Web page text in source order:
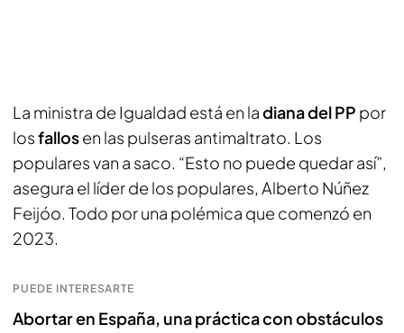
La ministra de Igualdad está en ladiana del PP por
losfallosen las pulseras antimaltrato. Los
populares van a saco. “Esto no puede quedar así”,
asegura el líder de los populares, Alberto Núñez
Feijóo. Todo por una polémica que comenzó en
2023.
PUEDE INTERESARTE
Abortar en España, una práctica con obstáculos